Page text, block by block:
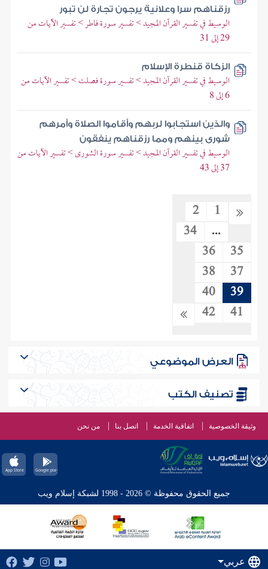
رزقناهم سرا وعلانية يرجون تجارة لن تبور
الوسيط في تفسير القرآن المجيد > تفسير سورة فاطر > تفسير الآيات من
29 إلى 31
الزكاة قنطرة الإسلام
الوسيط في تفسير القرآن المجيد > تفسير سورة فصلت > تفسير الآيات من
6 إلى 8
والذين استجابوا لربهم وأقاموا الصلاة وأمرهم
شورى بينهم ومما رزقناهم ينفقون
الوسيط في تفسير القرآن المجيد > تفسير سورة الشورى > تفسير الآيات من
37 إلى 43
1
2
...
34
35
36
37
38
39
40
41
42
العرض الموضوعي
تصنيف الكتب
وثيقة الخصوصية اتفاقية الخدمة اتصل بنا من نحن
جميع الحقوق محفوظة © 2026 - 1998 لشبكة إسلام ويب
عربي